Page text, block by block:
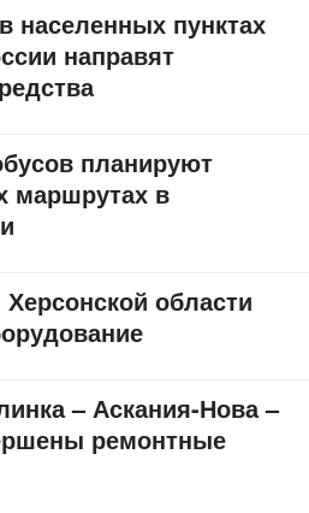
населенных пунктах
направят
планируют
маршрутах в
области
– Аскания-Нова –
ремонтные